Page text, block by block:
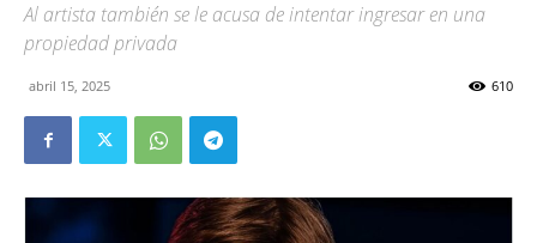
Al artista también se le acusa de intentar ingresar en una
propiedad privada
abril 15, 2025 610